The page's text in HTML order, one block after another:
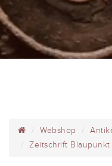
Webshop
Zeitschrift Blaupunkt